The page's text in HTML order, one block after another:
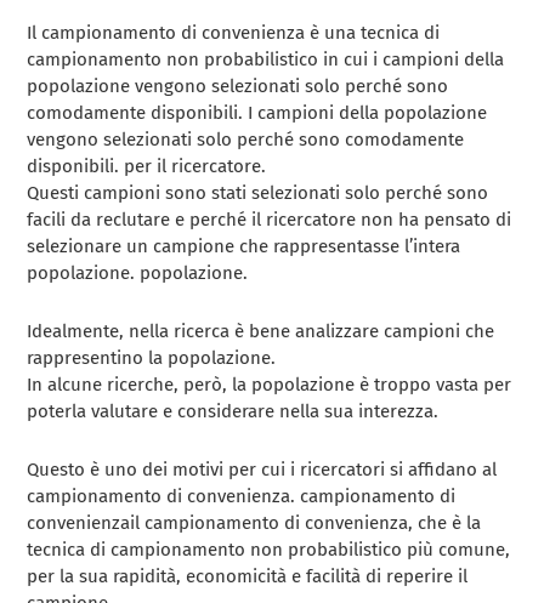
Il campionamento di convenienza è una tecnica di
campionamento non probabilistico in cui i campioni della
popolazione vengono selezionati solo perché sono
comodamente disponibili. I campioni della popolazione
vengono selezionati solo perché sono comodamente
disponibili. per il ricercatore.
Questi campioni sono stati selezionati solo perché sono
facili da reclutare e perché il ricercatore non ha pensato di
selezionare un campione che rappresentasse l’intera
popolazione. popolazione.
Idealmente, nella ricerca è bene analizzare campioni che
rappresentino la popolazione.
In alcune ricerche, però, la popolazione è troppo vasta per
poterla valutare e considerare nella sua interezza.
Questo è uno dei motivi per cui i ricercatori si affidano al
campionamento di convenienza. campionamento di
convenienzail campionamento di convenienza, che è la
tecnica di campionamento non probabilistico più comune,
per la sua rapidità, economicità e facilità di reperire il